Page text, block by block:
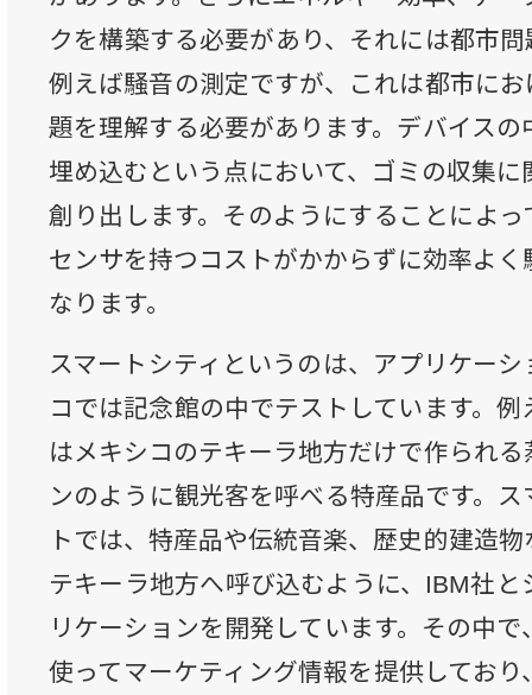
クを構築する必要があり、それには都市
例えば騒音の測定ですが、これは都市にお
題を理解する必要があります。デバイス
埋め込むという点において、ゴミの収集
創り出します。そのようにすることによ
センサを持つコストがかからずに効率よ
なります。
スマートシティというのは、アプリケー
コでは記念館の中でテストしています。
はメキシコのテキーラ地方だけで作られ
ンのように観光客を呼べる特産品です。
トでは、特産品や伝統音楽、歴史的建造
テキーラ地方へ呼び込むように、IBM社
リケーションを開発しています。その中
使ってマーケティング情報を提供してお